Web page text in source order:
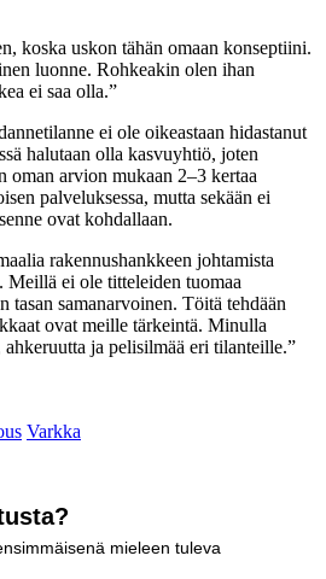
koska uskon tähän omaan konseptiini.
luonne. Rohkeakin olen ihan
ei saa olla.”
ei ole oikeastaan hidastanut
halutaan olla kasvuyhtiö, joten
oman arvion mukaan 2–3 kertaa
palveluksessa, mutta sekään ei
ovat kohdallaan.
rakennushankkeen johtamista
Meillä ei ole titteleiden tuomaa
tasan samanarvoinen. Töitä tehdään
ovat meille tärkeintä. Minulla
ahkeruutta ja pelisilmää eri tilanteille.”
Varkka
mieleen tuleva